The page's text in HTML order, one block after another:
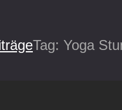
Tag: Yoga